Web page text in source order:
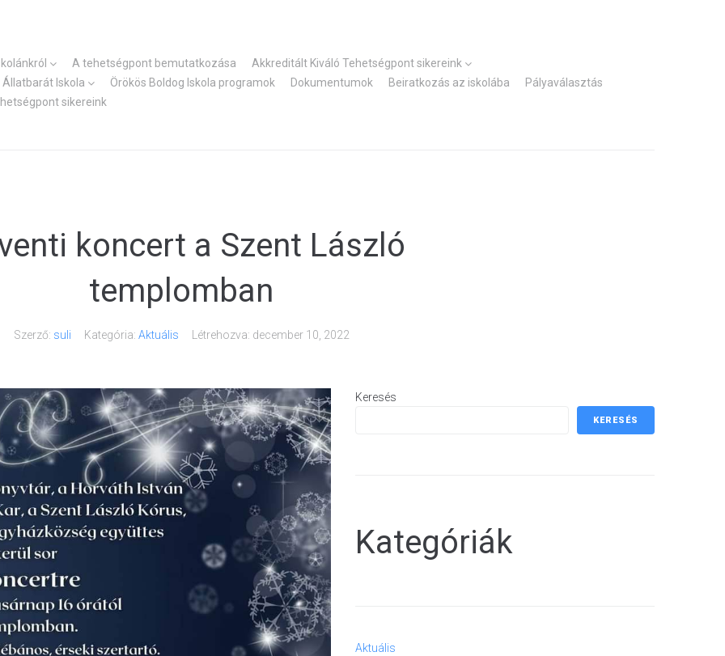
A tehetségpont bemutatkozása
Akkreditált Kiváló Tehetségpont sikereink
Állatbarát Iskola
Örökös Boldog Iskola programok Dokumentumok Beiratkozás az iskolába
Pályaválasztás
sikereink
koncert a Szent László
templomban
Szerző: suli Kategória: Aktuális Létrehozva: december 10, 2022
Keresés
KERESÉS
Kategóriák
Aktuális